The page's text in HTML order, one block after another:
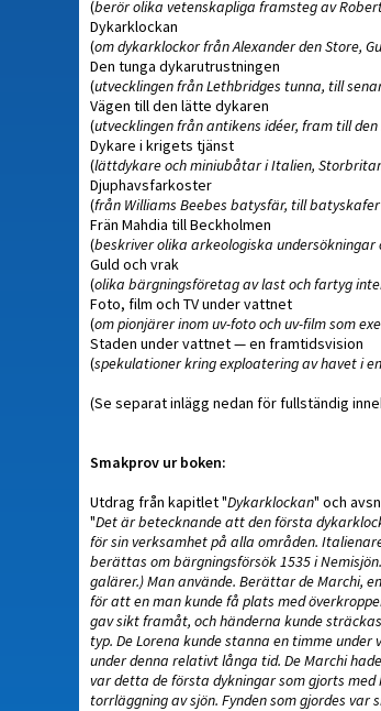
(berör olika vetenskapliga framsteg av
Dykarklockan
(om dykarklockor från Alexander den Store,
Den tunga dykarutrustningen
(utvecklingen från Lethbridges tunna, till
Vägen till den lätte dykaren
(utvecklingen från antikens idéer, fram till
Dykare i krigets tjänst
(lättdykare och miniubåtar i Italien,
Djuphavsfarkoster
(från Williams Beebes batysfär, till
Frän Mahdia till Beckholmen
(beskriver olika arkeologiska
Guld och vrak
(olika bärgningsföretag av last och fartyg
Foto, film och TV under vattnet
(om pionjärer inom uv-foto och uv-film som
Staden under vattnet — en framtidsvision
(spekulationer kring exploatering av havet i
(Se separat inlägg nedan för fullständig
Smakprov ur boken:
Utdrag från kapitlet "Dykarklockan" och
"Det är betecknande att den första
för sin verksamhet på alla områden.
berättas om bärgningsförsök 1535 i
galärer.) Man använde. Berättar de Marchi,
för att en man kunde få plats med
gav sikt framåt, och händerna kunde
typ. De Lorena kunde stanna en timme
under denna relativt långa tid. De Marchi
var detta de första dykningar som gjorts
torrläggning av sjön. Fynden som gjordes var